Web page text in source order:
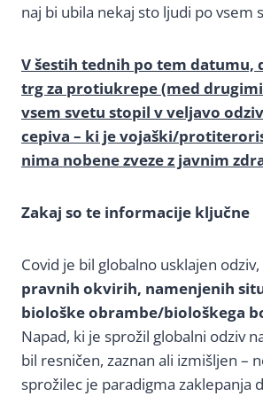
naj bi ubila nekaj sto ljudi po vsem
V šestih tednih po tem datumu,
trg za protiukrepe (med
vsem svetu stopil v veljavo
cepiva – ki je vojaški/
nima nobene zveze z javnim
Zakaj so te informacije ključne
Covid je bil globalno usklajen odziv,
pravnih okvirih, namenjenih
biološke obrambe/biološkega
Napad, ki je sprožil globalni odziv
bil resničen, zaznan ali izmišljen –
sprožilec je paradigma zaklepanja